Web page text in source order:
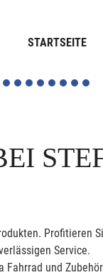
STARTSEITE
Profitieren
Service.
und